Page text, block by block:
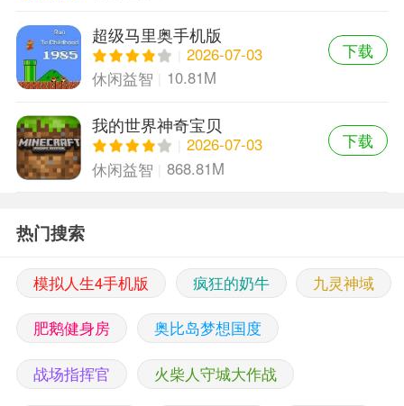
超级马里奥手机版
2026-07-03
休闲益智
10.81M
下载
我的世界神奇宝贝
2026-07-03
休闲益智
868.81M
下载
热门搜索
模拟人生4手机版 疯狂的奶牛 九灵神域
肥鹅健身房 奥比岛梦想国度
战场指挥官 火柴人守城大作战